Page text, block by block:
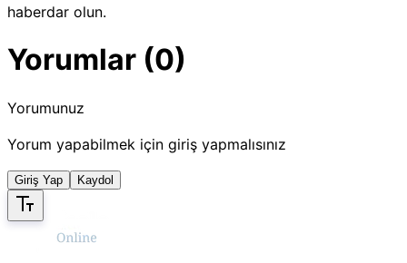
haberdar olun.
Yorumlar (0)
Yorumunuz
Yorum yapabilmek için giriş yapmalısınız
Giriş Yap Kaydol